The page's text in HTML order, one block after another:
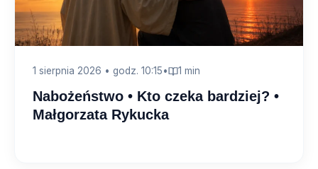
1 sierpnia 2026 • godz. 10:15• 1 min
Nabożeństwo • Kto czeka bardziej? •
Małgorzata Rykucka